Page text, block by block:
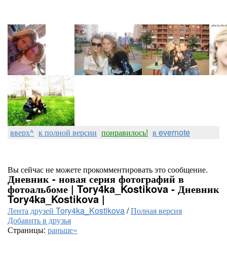
вверх^ к полной версии понравилось! в evernote
Вы сейчас не можете прокомментировать это сообщение.
Дневник - новая серия фотографий в
фотоальбоме | Tory4ka_Kostikova - Дневник
Tory4ka_Kostikova |
Лента друзей Tory4ka_Kostikova/Полная версия
Добавить в друзья
Страницы: раньше»